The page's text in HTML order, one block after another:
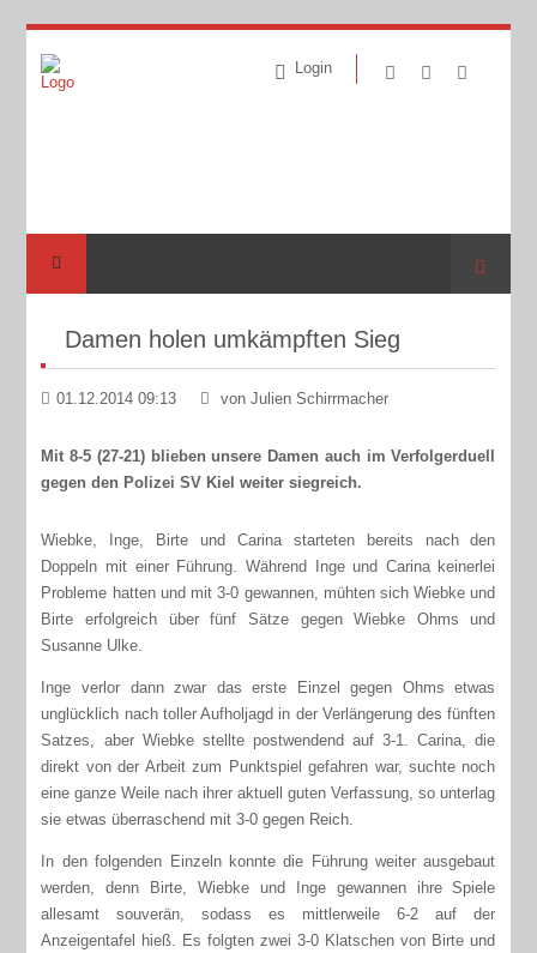
Login
Suche
Damen holen umkämpften Sieg
01.12.2014 09:13 von Julien Schirrmacher
Mit 8-5 (27-21) blieben unsere Damen auch im Verfolgerduell
gegen den Polizei SV Kiel weiter siegreich.
Wiebke, Inge, Birte und Carina starteten bereits nach den
Doppeln mit einer Führung. Während Inge und Carina keinerlei
Probleme hatten und mit 3-0 gewannen, mühten sich Wiebke und
Birte erfolgreich über fünf Sätze gegen Wiebke Ohms und
Susanne Ulke.
Inge verlor dann zwar das erste Einzel gegen Ohms etwas
unglücklich nach toller Aufholjagd in der Verlängerung des fünften
Satzes, aber Wiebke stellte postwendend auf 3-1. Carina, die
direkt von der Arbeit zum Punktspiel gefahren war, suchte noch
eine ganze Weile nach ihrer aktuell guten Verfassung, so unterlag
sie etwas überraschend mit 3-0 gegen Reich.
In den folgenden Einzeln konnte die Führung weiter ausgebaut
werden, denn Birte, Wiebke und Inge gewannen ihre Spiele
allesamt souverän, sodass es mittlerweile 6-2 auf der
Anzeigentafel hieß. Es folgten zwei 3-0 Klatschen von Birte und